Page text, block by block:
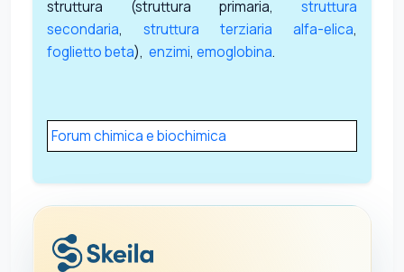
struttura (struttura primaria, struttura
secondaria, struttura terziaria alfa-elica,
foglietto beta), enzimi, emoglobina.
Forum chimica e biochimica